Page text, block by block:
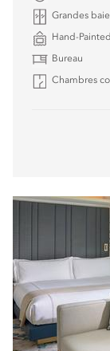
Grandes
Hand-
Bureau
Chambres